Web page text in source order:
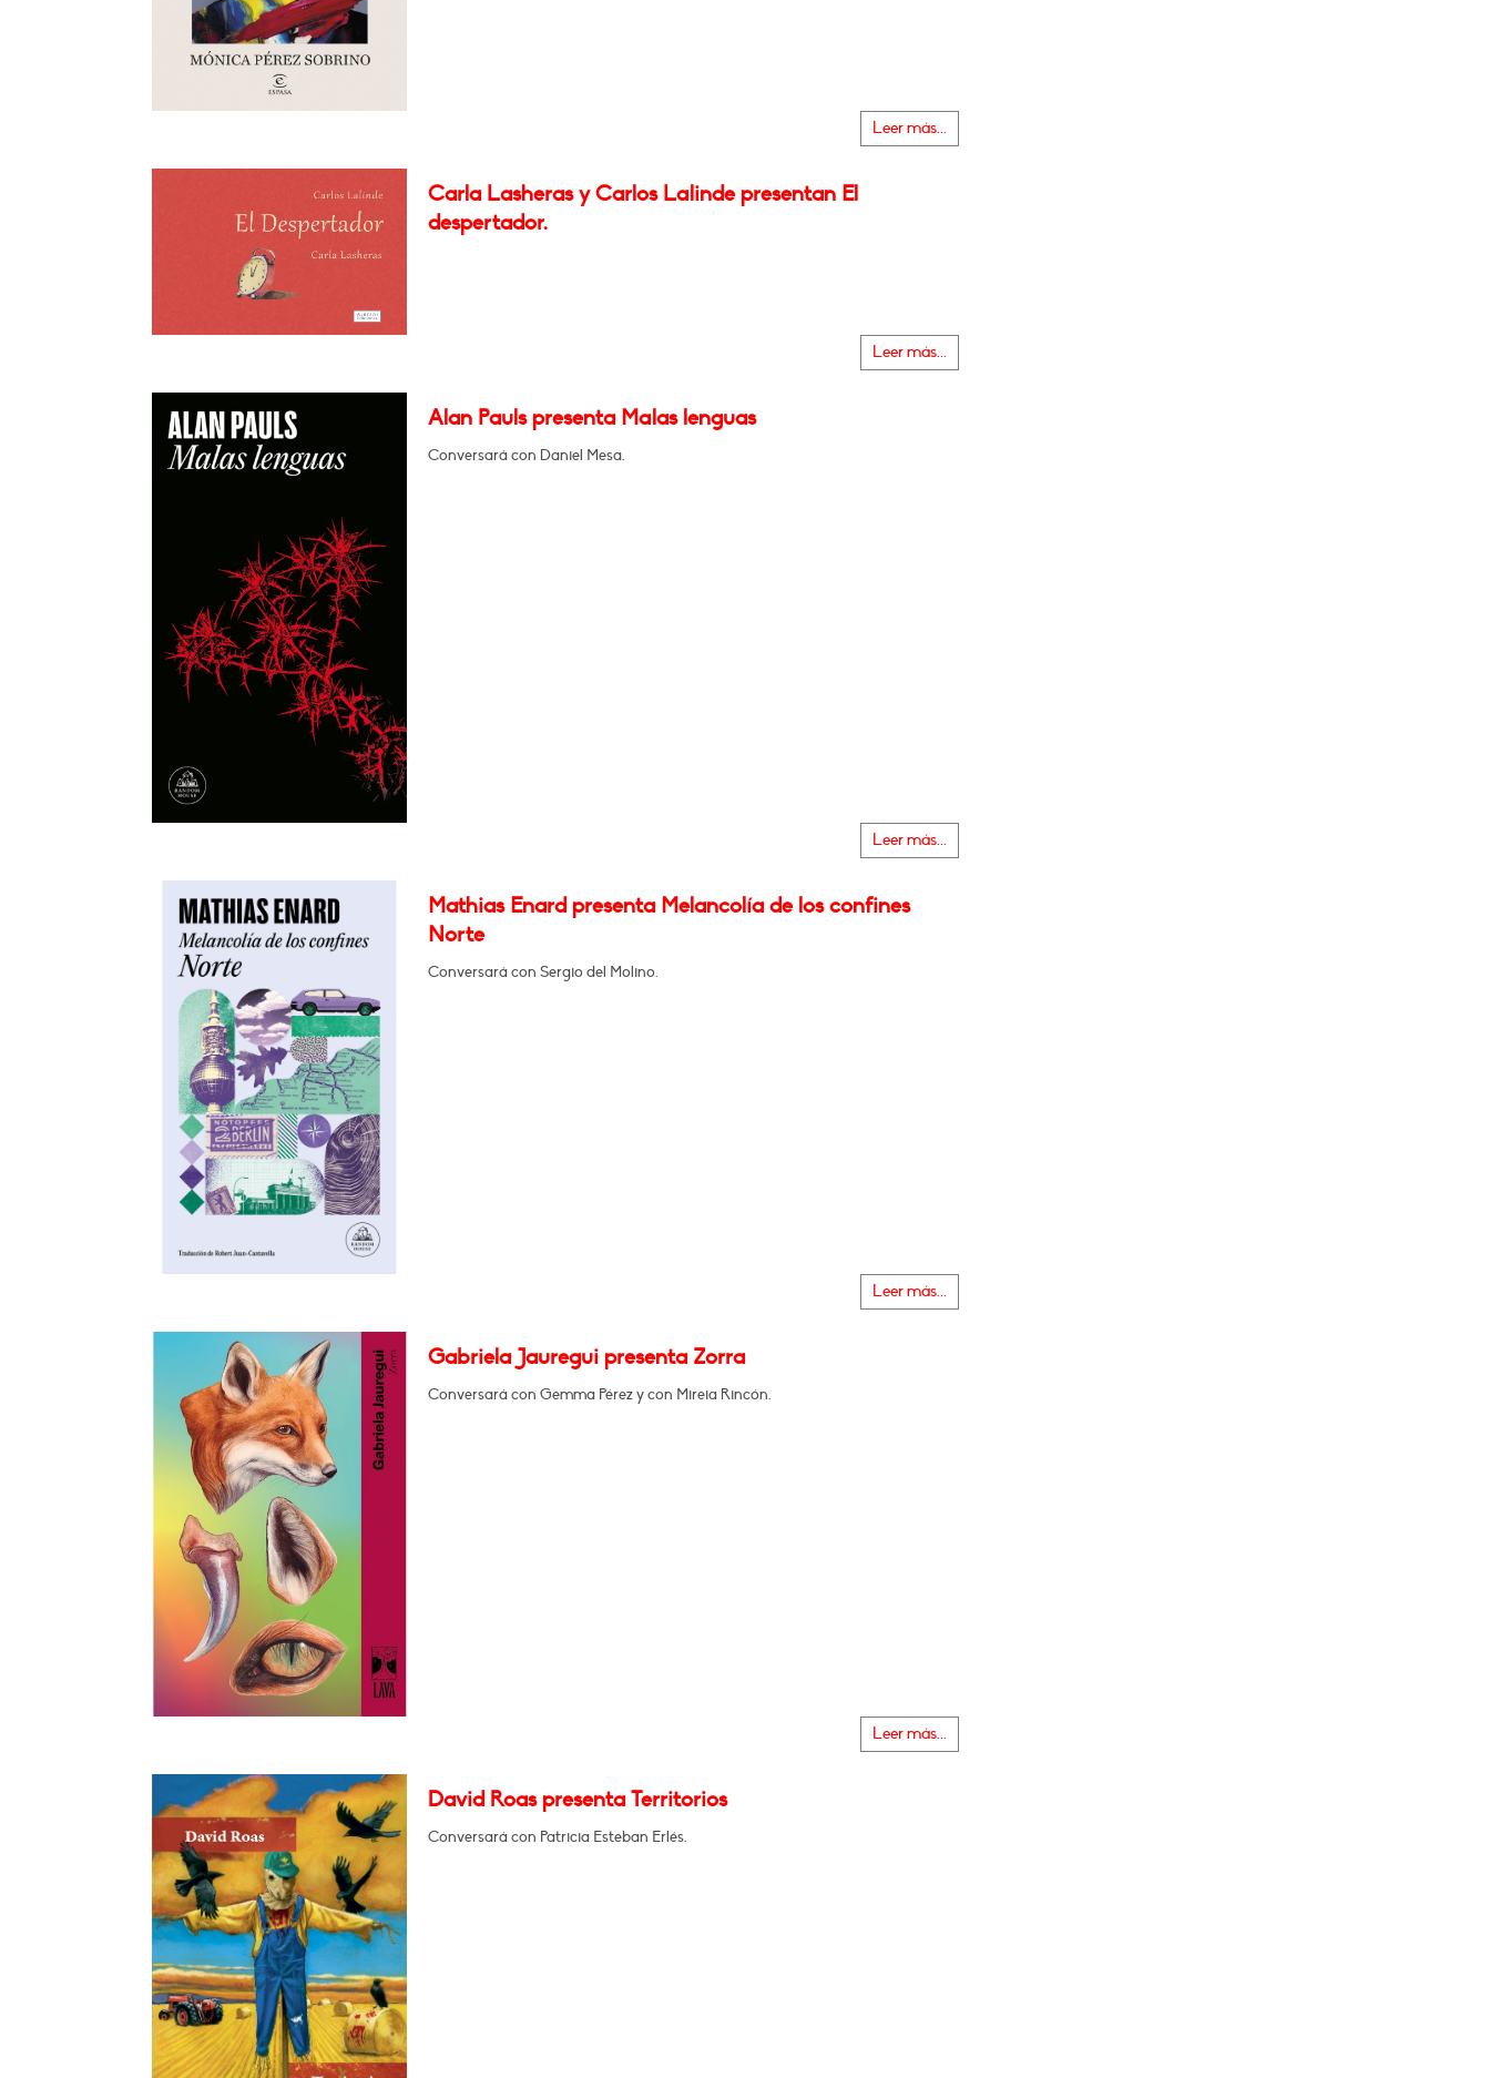
Leer más...
Carla Lasheras y Carlos Lalinde presentan El
despertador.
Leer más...
Alan Pauls presenta Malas lenguas
Conversará con Daniel Mesa.
Leer más...
Mathias Enard presenta Melancolía de los confines
Norte
Conversará con Sergio del Molino.
Leer más...
Gabriela Jauregui presenta Zorra
Conversará con Gemma Pérez y con Mireia Rincón.
Leer más...
David Roas presenta Territorios
Conversará con Patricia Esteban Erlés.